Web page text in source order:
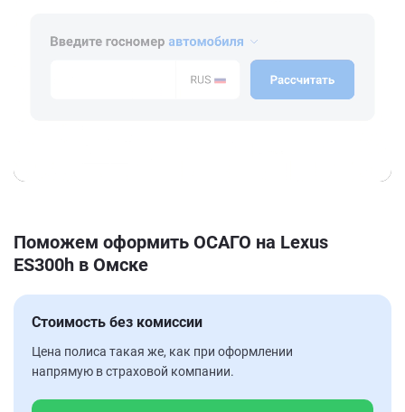
Поможем оформить ОСАГО на Lexus
ES300h в Омске
Стоимость без комиссии
Цена полиса такая же, как при оформлении
напрямую в страховой компании.